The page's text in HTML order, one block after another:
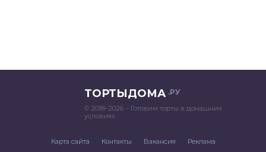
ТОРТЫДОМА .РУ
© 2018–2026 – Готовим торты в домашних
условиях
Карта сайта Контакты Вакансия Реклама